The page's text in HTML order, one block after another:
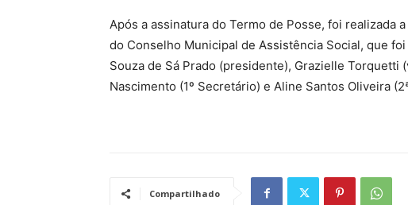
Após a assinatura do Termo de Posse, foi realizada
do Conselho Municipal de Assistência Social, que
Souza de Sá Prado (presidente), Grazielle
Nascimento (1º Secretário) e Aline Santos Oliveira
Compartilhado